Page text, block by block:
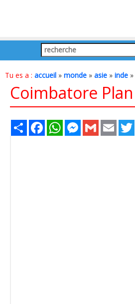
Tu es a : accueil » monde » asie » inde »
Coimbatore Plan
Share FacebookWhatsAppMessenger
Gmail Email